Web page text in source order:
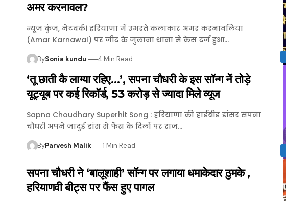
अमर करनावल?
न्यूज कुंज, नेटवर्क। हरियाणा में उभरते कलाकार अमर करनावलिया
(Amar Karnawal) पर जींद के जुलाना थाना में केस दर्ज हुआ…
BySonia kundu 4 Min Read
‘तू छाती कै लाग्या रहिए…’, सपना चौधरी के इस सॉन्ग नें तोड़े
यूट्यूब पर कई रिकॉर्ड, 53 करोड़ से ज्यादा मिले व्यूज
Sapna Choudhary Superhit Song : हरियाणा की हार्डबीड डांसर सपना
चौधरी अपने जादुई डांस से फैंस के दिलों पर राज…
ByParvesh Malik 1 Min Read
सपना चौधरी ने ‘बालूशाही’ सॉन्ग पर लगाया धमाकेदार ठुमके ,
हरियाणवी बीट्स पर फैंस हुए पागल